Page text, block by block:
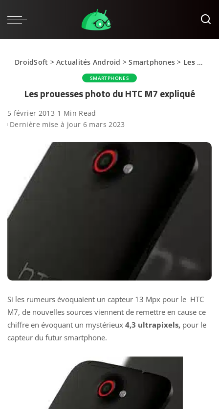
DroidSoft >Actualités Android >Smartphones > Les prouesses photo du HTC M7 expliqué
SMARTPHONES
Les prouesses photo du HTC M7 expliqué
5 février 2013 1 Min Read
Dernière mise à jour 6 mars 2023
Si les rumeurs évoquaient un capteur 13 Mpx pour le HTC
M7, de nouvelles sources viennent de remettre en cause ce
chiffre en évoquant un mystérieux 4,3 ultrapixels, pour le
capteur du futur smartphone.